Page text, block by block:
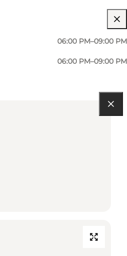
06:00 PM–09:00 PM
06:00 PM–09:00 PM